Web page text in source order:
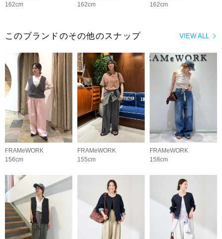
162cm
162cm
162cm
VIEW ALL
このブランドのその他のスナップ
FRAMeWORK
156cm
FRAMeWORK
155cm
FRAMeWORK
158cm